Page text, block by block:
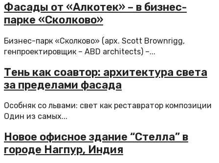
Фасады от «Алкотек» – в бизнес-
парке «Сколково»
Бизнес-парк «Сколково» (арх. Scott Brownrigg,
генпроектировщик – ABD architects) –...
Тень как соавтор: архитектура света
за пределами фасада
Особняк со львами: свет как реставратор композиции
Один из самых...
Новое офисное здание “Стелла” в
городе Нагпур, Индия